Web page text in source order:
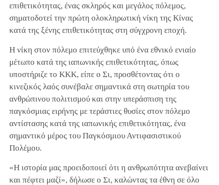
επιθετικότητας, ένας σκληρός και μεγάλος πόλεμος,
σηματοδοτεί την πρώτη ολοκληρωτική νίκη της Κίνας
κατά της ξένης επιθετικότητας στη σύγχρονη εποχή.
Η νίκη στον πόλεμο επιτεύχθηκε υπό ένα εθνικό ενιαίο
μέτωπο κατά της ιαπωνικής επιθετικότητας, όπως
υποστήριζε το ΚΚΚ, είπε ο Σι, προσθέτοντας ότι ο
κινεζικός λαός συνέβαλε σημαντικά στη σωτηρία του
ανθρώπινου πολιτισμού και στην υπεράσπιση της
παγκόσμιας ειρήνης με τεράστιες θυσίες στον πόλεμο
αντίστασης κατά της ιαπωνικής επιθετικότητας, ένα
σημαντικό μέρος του Παγκόσμιου Αντιφασιστικού
Πολέμου.
«Η ιστορία μας προειδοποιεί ότι η ανθρωπότητα ανεβαίνει
και πέφτει μαζί», δήλωσε ο Σι, καλώντας τα έθνη σε όλο